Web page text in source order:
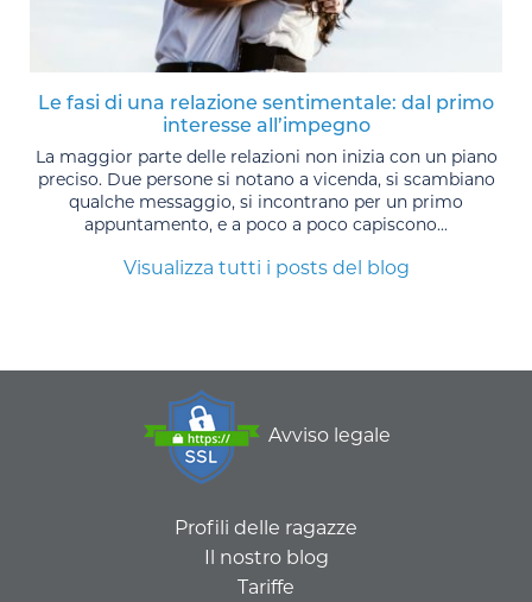
Le fasi di una relazione sentimentale: dal primo
interesse all’impegno
La maggior parte delle relazioni non inizia con un piano
preciso. Due persone si notano a vicenda, si scambiano
qualche messaggio, si incontrano per un primo
appuntamento, e a poco a poco capiscono...
Visualizza tutti i posts del blog
Avviso legale
Profili delle ragazze
Il nostro blog
Tariffe